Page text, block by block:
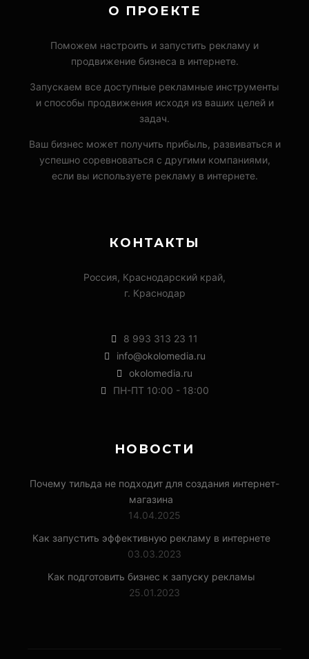
О ПРОЕКТЕ
Поможем настроить и запустить рекламу и
продвижение бизнеса в интернете.
Запускаем все доступные рекламные инструменты
и способы продвижения исходя из ваших целей и
задач.
Ваш бизнес может получить прибыль, развиваться и
успешно соревноваться с другими компаниями,
если вы используете рекламу в интернете.
КОНТАКТЫ
Россия, Краснодарский край,
г. Краснодар
8 993 313 23 11
info@okolomedia.ru
okolomedia.ru
ПН-ПТ 10:00 - 18:00
НОВОСТИ
Почему тильда не подходит для создания интернет-
магазина
14.04.2025
Как запустить эффективную рекламу в интернете
03.03.2023
Как подготовить бизнес к запуску рекламы
25.01.2023